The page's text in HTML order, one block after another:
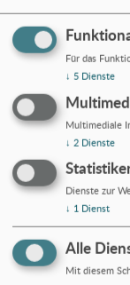
Wohlfühlen
das Ziehen an
unterstützen,
Respektieren
Grenzen ist
unabdingbar.
Für das
↓ 5 Dienste
Multimediale
↓ 2 Dienste
Dienste zur
↓ 1 Dienst
Alle
Mit diesem